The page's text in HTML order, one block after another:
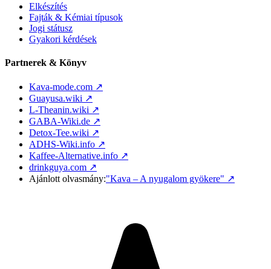
Elkészítés
Fajták & Kémiai típusok
Jogi státusz
Gyakori kérdések
Partnerek & Könyv
Kava-mode.com ↗
Guayusa.wiki ↗
L-Theanin.wiki ↗
GABA-Wiki.de ↗
Detox-Tee.wiki ↗
ADHS-Wiki.info ↗
Kaffee-Alternative.info ↗
drinkguya.com ↗
Ajánlott olvasmány:"Kava – A nyugalom gyökere" ↗